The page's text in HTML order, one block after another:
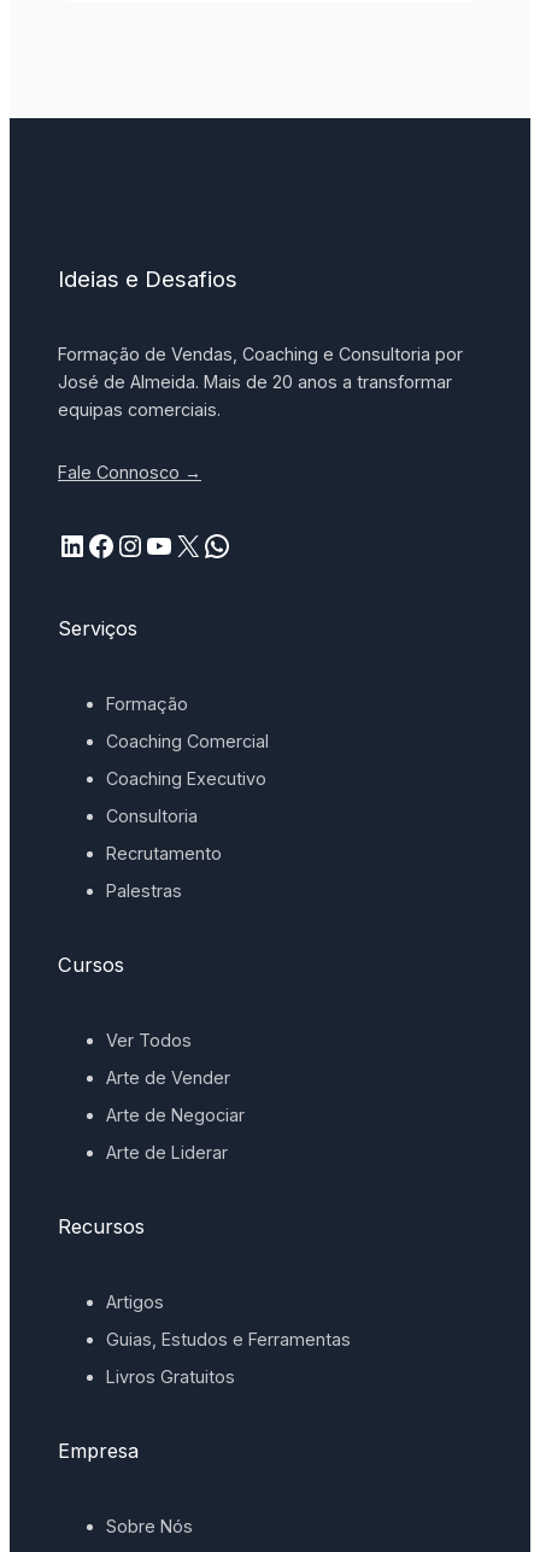
Ideias e Desafios
Formação de Vendas, Coaching e Consultoria por
José de Almeida. Mais de 20 anos a transformar
equipas comerciais.
Fale Connosco →
LinkedIn Facebook InstagramYouTube X WhatsApp
Serviços
Formação
Coaching Comercial
Coaching Executivo
Consultoria
Recrutamento
Palestras
Cursos
Ver Todos
Arte de Vender
Arte de Negociar
Arte de Liderar
Recursos
Artigos
Guias, Estudos e Ferramentas
Livros Gratuitos
Empresa
Sobre Nós